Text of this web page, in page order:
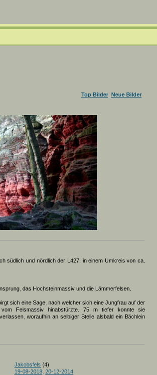
Top Bilder Neue Bilder
südlich und nördlich der L427, in einem Umkreis von ca.
das Hochsteinmassiv und die Lämmerfelsen.
sich eine Sage, nach welcher sich eine Jungfrau auf der
Felsmassiv hinabstürzte. 75 m tiefer konnte sie
woraufhin an selbiger Stelle alsbald ein Bächlein
Jakobsfels (4)
19-08-2018 20-12-2014